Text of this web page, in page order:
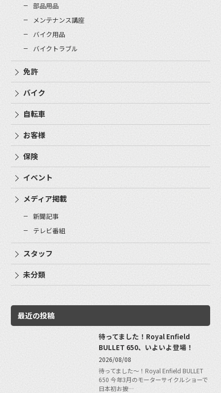
部品用品
メンテナンス講座
バイク用品
バイクトラブル
免許
バイク
自転車
お客様
保険
イベント
メディア掲載
新聞記事
テレビ番組
スタッフ
未分類
最近の投稿
待ってました！Royal Enfield
BULLET 650、いよいよ登場！
2026/08/08
待ってました〜！Royal Enfield BULLET
650 今年3月のモーターサイクルショーで
日本初お披…